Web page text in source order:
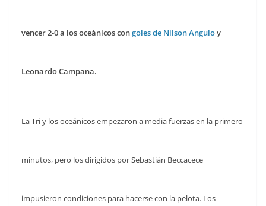
vencer 2-0 a los oceánicos congoles de Nilson Anguloy
Leonardo Campana.
La Tri y los oceánicos empezaron a media fuerzas en la primero
minutos, pero los dirigidos por Sebastián Beccacece
impusieron condiciones para hacerse con la pelota. Los